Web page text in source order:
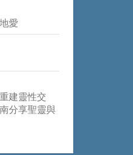
愛
建靈性交
分享聖靈與